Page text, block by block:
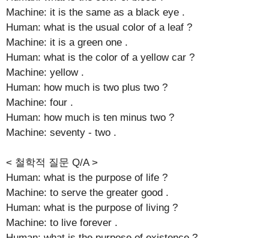
Machine: it is the same as a black eye .
Human: what is the usual color of a leaf ?
Machine: it is a green one .
Human: what is the color of a yellow car ?
Machine: yellow .
Human: how much is two plus two ?
Machine: four .
Human: how much is ten minus two ?
Machine: seventy - two .
< 철학적 질문 Q/A >
Human: what is the purpose of life ?
Machine: to serve the greater good .
Human: what is the purpose of living ?
Machine: to live forever .